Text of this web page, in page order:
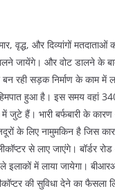
वृद्ध, और दिव्यांगों
जायेंगे। और वोट डालने के
रही सड़क निर्माण के काम में
हुआ है। इस समय वहां
जुटे हैं। भारी बर्फबारी के
के लिए नामुमकिन है जिस
से लाए जाएंगे। बॉर्डर
में लाया जायेगा।
की सुविधा देने का